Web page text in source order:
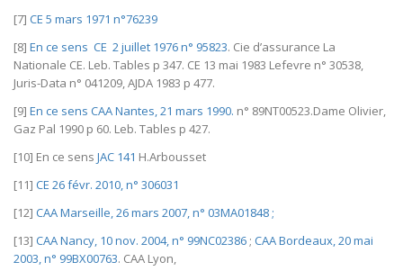
[7] CE 5 mars 1971 n°76239
[8] En ce sens CE 2 juillet 1976 n° 95823. Cie d’assurance La
Nationale CE. Leb. Tables p 347. CE 13 mai 1983 Lefevre n° 30538,
Juris-Data n° 041209, AJDA 1983 p 477.
[9] En ce sens CAA Nantes, 21 mars 1990. n° 89NT00523.Dame Olivier,
Gaz Pal 1990 p 60. Leb. Tables p 427.
[10] En ce sens JAC 141 H.Arbousset
[11] CE 26 févr. 2010, n° 306031
[12] CAA Marseille, 26 mars 2007, n° 03MA01848 ;
[13] CAA Nancy, 10 nov. 2004, n° 99NC02386 ; CAA Bordeaux, 20 mai
2003, n° 99BX00763. CAA Lyon,